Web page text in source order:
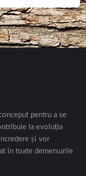
pentru a se
la evoluția
și vor
în toate demersurile